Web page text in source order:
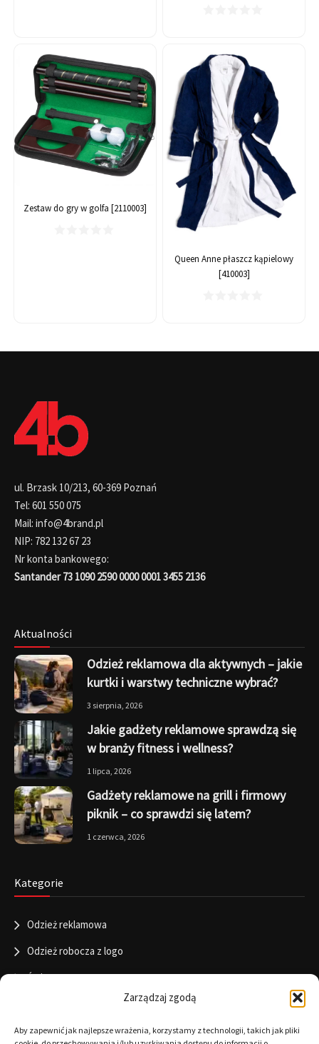
Zarządzaj zgodą
Aby zapewnić jak najlepsze wrażenia, korzystamy z technologii, takich jak pliki
Zestaw do gry w golfa [2110003]
Queen Anne płaszcz kąpielowy
[410003]
ul. Brzask 10/213, 60-369 Poznań
Tel: 601 550 075
Mail: info@4brand.pl
NIP: 782 132 67 23
Nr konta bankowego:
Santander 73 1090 2590 0000 0001 3455 2136
Aktualności
Odzież reklamowa dla aktywnych – jakie
kurtki i warstwy techniczne wybrać?
3 sierpnia, 2026
Jakie gadżety reklamowe sprawdzą się
w branży fitness i wellness?
1 lipca, 2026
Gadżety reklamowe na grill i firmowy
piknik – co sprawdzi się latem?
1 czerwca, 2026
Kategorie
Odzież reklamowa
Odzież robocza z logo
Święta
Informacje